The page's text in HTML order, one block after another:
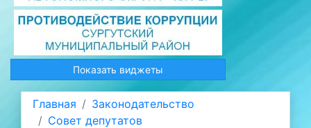
Показать виджеты
Главная
Законодательство
Совет депутатов